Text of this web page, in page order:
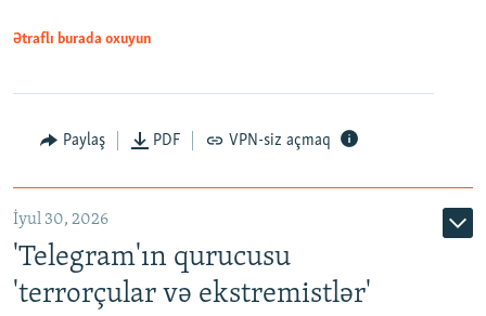
Ətraflı burada oxuyun
Paylaş PDF VPN-siz açmaq
İyul 30, 2026
'Telegram'ın qurucusu
'terrorçular və ekstremistlər'